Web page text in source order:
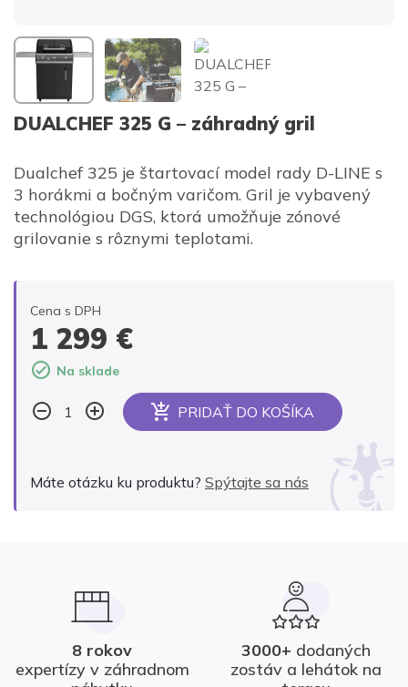
DUALCHEF 325 G – záhradný gril
Dualchef 325 je štartovací model rady D-LINE s
3 horákmi a bočným varičom. Gril je vybavený
technológiou DGS, ktorá umožňuje zónové
grilovanie s rôznymi teplotami.
Cena s DPH
1 299 €
Na sklade
PRIDAŤ DO KOŠÍKA
Máte otázku ku produktu? Spýtajte sa nás
8 rokov
expertízy v záhradnom
3000+ dodaných
zostáv a lehátok na